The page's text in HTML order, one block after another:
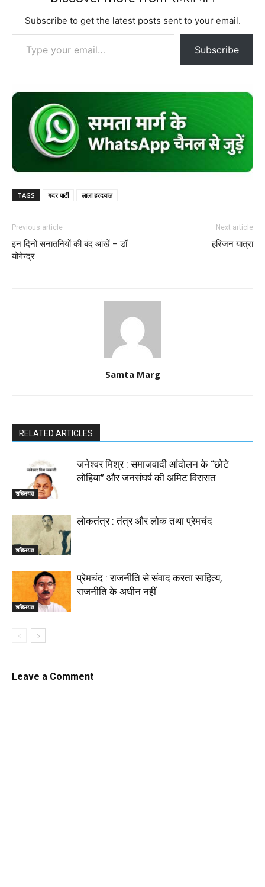
Subscribe to get the latest posts sent to your email.
Type your email…
Subscribe
TAGS गदर पार्टी लाला हरदयाल
Previous article
इन दिनों सनातनियों की बंद आंखें – डॉ
योगेन्द्र
Next article
हरिजन यात्रा
Samta Marg
RELATED ARTICLES
शख्सियत
जनेश्वर मिश्र : समाजवादी आंदोलन के “छोटे
लोहिया” और जनसंघर्ष की अमिट विरासत
शख्सियत
लोकतंत्र : तंत्र और लोक तथा प्रेमचंद
शख्सियत
प्रेमचंद : राजनीति से संवाद करता साहित्य,
राजनीति के अधीन नहीं
Leave a Comment